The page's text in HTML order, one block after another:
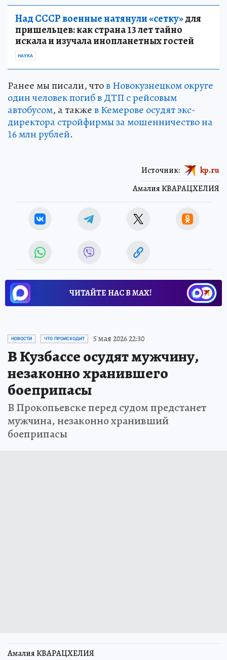
Над СССР военные натянули «сетку»для
пришельцев: как страна 13 лет тайно
искала и изучала инопланетных гостей
НАУКА
Ранее мы писали, чтов Новокузнецком округе
один человек погиб в ДТП с рейсовым
автобусом, а такжев Кемерове осудят экс-
директора стройфирмы за мошенничество на
16 млн рублей.
Амалия КВАРАЦХЕЛИЯ
Источник: kp.ru
ЧИТАЙТЕ НАС В МАХ!
НОВОСТИ ЧТО ПРОИСХОДИТ 5 мая 2026 22:30
В Кузбассе осудят мужчину,
незаконно хранившего
боеприпасы
В Прокопьевске перед судом предстанет
мужчина, незаконно хранивший
боеприпасы
Амалия КВАРАЦХЕЛИЯ